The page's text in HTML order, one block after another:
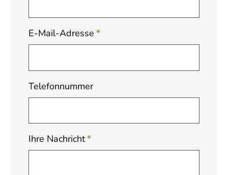
E-Mail-Adresse *
Telefonnummer
Ihre Nachricht*